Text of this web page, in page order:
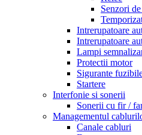
Senzori
Intrerupatoare
Intrerupatoare
Lampi
Protectii motor
Sigurante
Startere
Interfonie si sonerii
Sonerii cu fir /
Managementul
Canale cabluri